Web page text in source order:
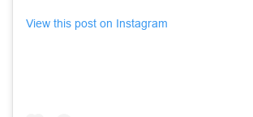
View this post on Instagram